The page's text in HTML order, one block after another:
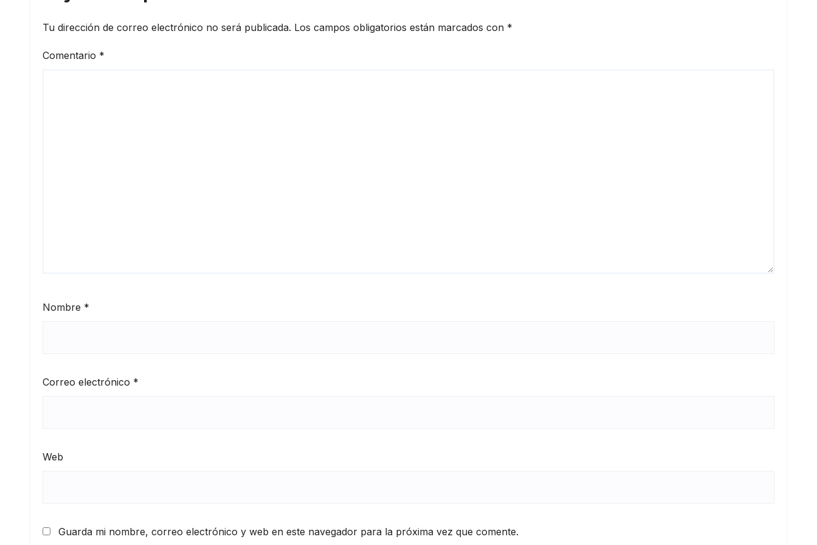
Tu dirección de correo electrónico no será publicada. Los campos obligatorios están marcados con *
Comentario *
Nombre *
Correo electrónico *
Web
Guarda mi nombre, correo electrónico y web en este navegador para la próxima vez que comente.